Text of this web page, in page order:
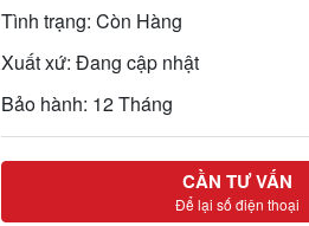
Tình trạng: Còn Hàng
Xuất xứ: Đang cập nhật
Bảo hành: 12 Tháng
CẦN TƯ VẤN
Để lại số điện thoại